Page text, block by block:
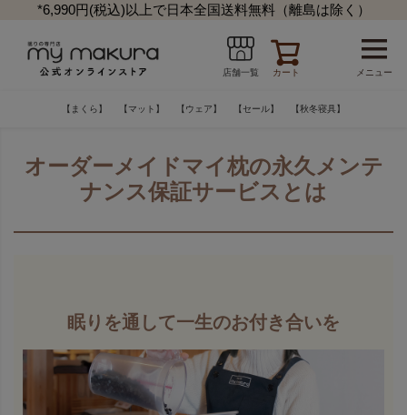
*6,990円(税込)以上で日本全国送料無料（離島は除く）
店舗一覧 カート メニュー
【まくら】 【マット】 【ウェア】 【セール】 【秋冬寝具】
オーダーメイドマイ枕の永久メンテ
ナンス保証サービスとは
眠りを通して一生のお付き合いを